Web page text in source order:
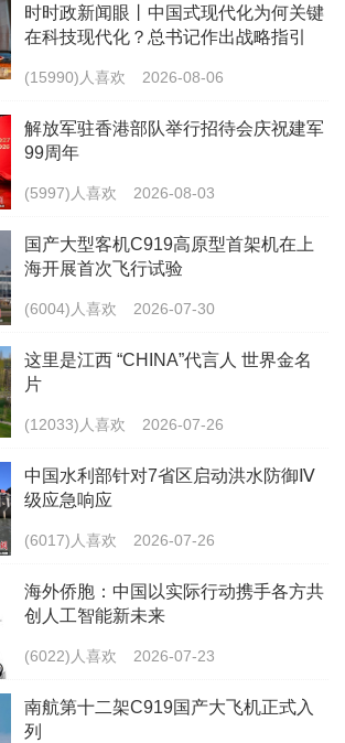
时时政新闻眼丨中国式现代化为何关键
在科技现代化？总书记作出战略指引
(15990)人喜欢 2026-08-06
解放军驻香港部队举行招待会庆祝建军
99周年
(5997)人喜欢 2026-08-03
国产大型客机C919高原型首架机在上
海开展首次飞行试验
(6004)人喜欢 2026-07-30
这里是江西 “CHINA”代言人 世界金名
片
(12033)人喜欢 2026-07-26
中国水利部针对7省区启动洪水防御Ⅳ
级应急响应
(6017)人喜欢 2026-07-26
海外侨胞：中国以实际行动携手各方共
创人工智能新未来
(6022)人喜欢 2026-07-23
南航第十二架C919国产大飞机正式入
列